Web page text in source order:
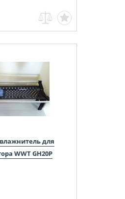
для
WWT GH20P